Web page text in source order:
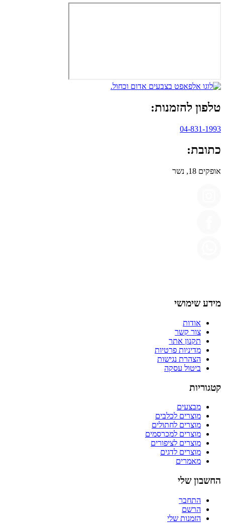
טלפון להזמנות:
04-831-1993
כתובת:
אופקים 18, נשר
מידע שימושי
אודות
צור קשר
תקנון אתר
מדיניות פרטיות
הצהרת נגישות
ביטול עסקה
קטגוריות
מבצעים
מוצרים לכלבים
מוצרים לחתולים
מוצרים למכרסמים
מוצרים לציפורים
מוצרים לדגים
מאמרים
החשבון שלי
התחבר
הרשם
הזמנות שלי